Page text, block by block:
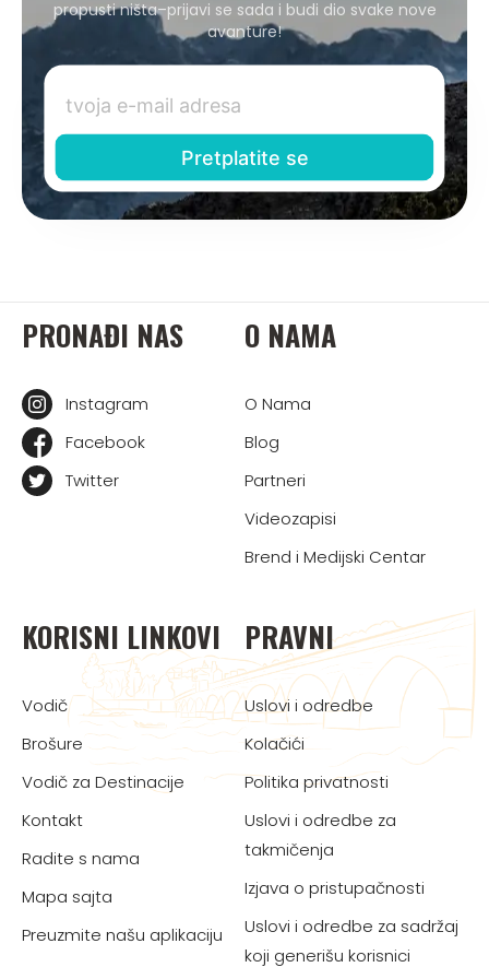
propusti ništa–prijavi se sada i budi dio svake nove
avanture!
PRONAĐI NAS
Instagram
Facebook
Twitter
O NAMA
O Nama
Blog
Partneri
Videozapisi
Brend i Medijski Centar
KORISNI LINKOVI
Vodič
Brošure
Vodič za Destinacije
Kontakt
Radite s nama
Mapa sajta
Preuzmite našu aplikaciju
PRAVNI
Uslovi i odredbe
Kolačići
Politika privatnosti
Uslovi i odredbe za
takmičenja
Izjava o pristupačnosti
Uslovi i odredbe za sadržaj
koji generišu korisnici